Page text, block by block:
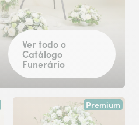
Premium
Ver todo o
Catálogo
Funerário